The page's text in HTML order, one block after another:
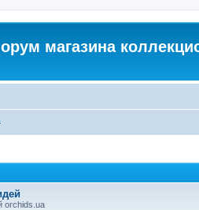
магазина
orchids.ua